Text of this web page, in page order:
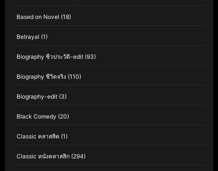
Based on Novel (18)
Betrayal (1)
Biography ชีวประวัติ-edit (93)
Biography ชีวิตจริง (110)
Biography-edit (3)
Black Comedy (20)
Classic คลาสสิค (1)
Classic หนังคลาสสิก (294)